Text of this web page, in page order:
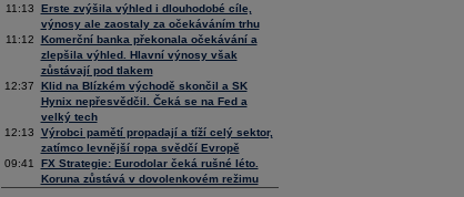
11:13
Erste zvýšila výhled i dlouhodobé cíle,
výnosy ale zaostaly za očekáváním trhu
11:12
Komerční banka překonala očekávání a
zlepšila výhled. Hlavní výnosy však
zůstávají pod tlakem
12:37
Klid na Blízkém východě skončil a SK
Hynix nepřesvědčil. Čeká se na Fed a
velký tech
12:13
Výrobci pamětí propadají a tíží celý sektor,
zatímco levnější ropa svědčí Evropě
09:41
FX Strategie: Eurodolar čeká rušné léto.
Koruna zůstává v dovolenkovém režimu